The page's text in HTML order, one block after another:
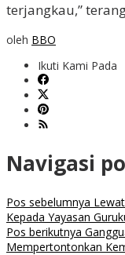
terjangkau,”
oleh BBO
Ikuti Kami Pada
Navigasi
Pos sebelumnya
Kepada Yayasan
Pos berikutnya
Mempertontonkan